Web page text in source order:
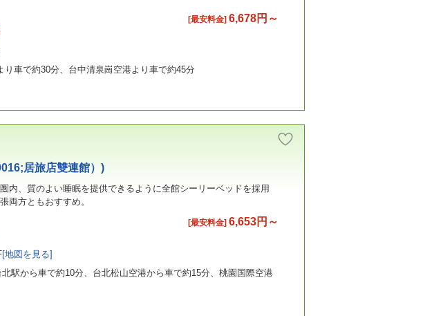
[最安料金] 6,678円～
車で約30分、台中清泉崗空港より車で約45分
居旅店雙連館）)
内、質のよい睡眠を提供できるように全館シーリーベッドを採用
両方ともおすすめ。
[最安料金] 6,653円～
[地図を見る]
駅から車で約10分、台北松山空港から車で約15分、桃園国際空港